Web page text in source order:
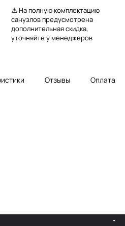
⚠️ На полную комплектацию
санузлов предусмотрена
дополнительная скидка,
уточняйте у менеджеров
Отзывы Оплата